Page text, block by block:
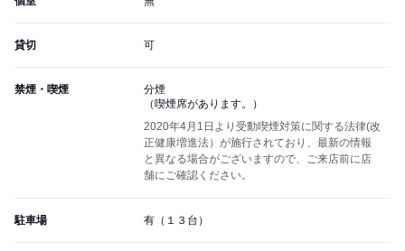
貸切 可
禁煙・喫煙
分煙
（喫煙席があります。）
2020年4月1日より受動喫煙対策に関する法律(改
正健康増進法）が施行されており、最新の情報
と異なる場合がございますので、ご来店前に店
舗にご確認ください。
駐車場 有（１３台）